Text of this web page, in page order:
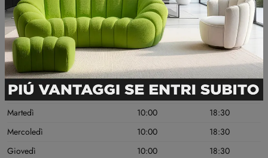
Informazioni Utili
GIORNI DI APERTURA MATTINO POMERIGGIO
Lunedì 10:00
18:30
Martedì
10:00
18:30
Mercoledì
10:00
18:30
Giovedì
10:00
18:30